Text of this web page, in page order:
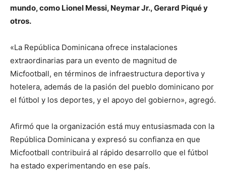
mundo, como Lionel Messi, Neymar Jr., Gerard Piqué y
otros.
«La República Dominicana ofrece instalaciones
extraordinarias para un evento de magnitud de
Micfootball, en términos de infraestructura deportiva y
hotelera, además de la pasión del pueblo dominicano por
el fútbol y los deportes, y el apoyo del gobierno», agregó.
Afirmó que la organización está muy entusiasmada con la
República Dominicana y expresó su confianza en que
Micfootball contribuirá al rápido desarrollo que el fútbol
ha estado experimentando en ese país.